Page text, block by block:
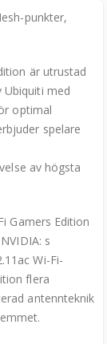
punkter,
är utrustad
Ubiquiti med
optimal
spelare
av högsta
Gamers Edition
s
Wi-Fi-
flera
antennteknik